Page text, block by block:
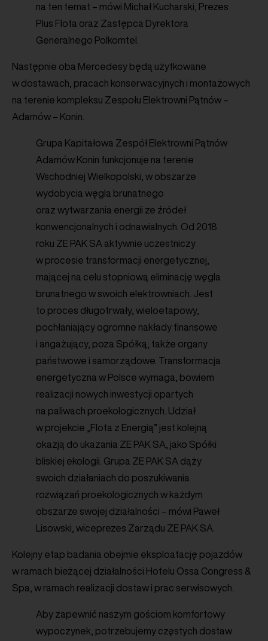
na ten temat – mówi Michał Kucharski, Prezes
Plus Flota oraz Zastępca Dyrektora
Generalnego Polkomtel.
Następnie oba Mercedesy będą użytkowane
w dostawach, pracach konserwacyjnych i montażowych
na terenie kompleksu Zespołu Elektrowni Pątnów –
Adamów – Konin.
Grupa Kapitałowa Zespół Elektrowni Pątnów
Adamów Konin funkcjonuje na terenie
Wschodniej Wielkopolski, w obszarze
wydobycia węgla brunatnego
oraz wytwarzania energii ze źródeł
konwencjonalnych i odnawialnych. Od 2018
roku ZE PAK SA aktywnie uczestniczy
w procesie transformacji energetycznej,
mającej na celu stopniową eliminację węgla
brunatnego w swoich elektrowniach. Jest
to proces długotrwały, wieloetapowy,
pochłaniający ogromne nakłady finansowe
i angażujący, poza Spółką, także organy
państwowe i samorządowe. Transformacja
energetyczna w Polsce wymaga, bowiem
realizacji nowych inwestycji opartych
na paliwach proekologicznych. Udział
w projekcie „Flota z Energią” jest kolejną
okazją do ukazania ZE PAK SA, jako Spółki
bliskiej ekologii. Grupa ZE PAK SA dąży
swoich działaniach do poszukiwania
rozwiązań proekologicznych w każdym
obszarze swojej działalności – mówi Paweł
Lisowski , wiceprezes Zarządu ZE PAK SA.
Kolejny etap badania obejmie eksploatację pojazdów
w ramach bieżącej działalności Hotelu Ossa Congress &
Spa, w ramach realizacji dostaw i prac serwisowych.
Aby zapewnić naszym gościom komfortowy
wypoczynek, potrzebujemy częstych dostaw